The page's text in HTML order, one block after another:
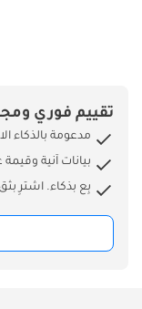
12R22.5، الأبعاد (مم):
الطول 9935 × العرض
مم، سعة خزان
الأبواب: 2، سعة
تقييم فوري
مدعومة بالذكاء
بيانات آنية وقيمة
بِع بذكاء. اشترِ بثق